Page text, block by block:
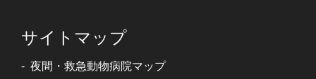
サイトマップ
夜間・救急動物病院マップ